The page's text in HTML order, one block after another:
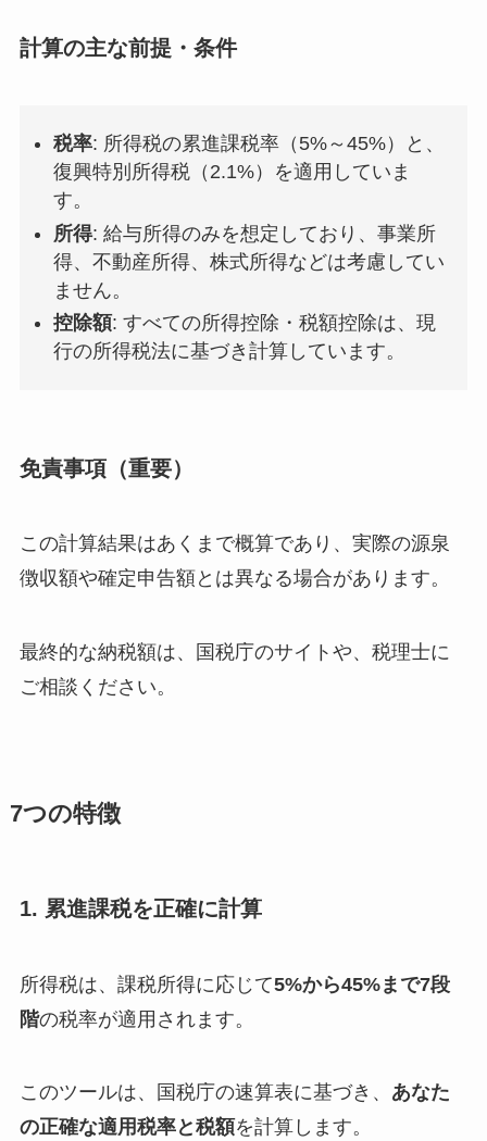
計算の主な前提・条件
税率: 所得税の累進課税率（5%～45%）と、
復興特別所得税（2.1%）を適用していま
す。
所得: 給与所得のみを想定しており、事業所
得、不動産所得、株式所得などは考慮してい
ません。
控除額: すべての所得控除・税額控除は、現
行の所得税法に基づき計算しています。
免責事項（重要）
この計算結果はあくまで概算であり、実際の源泉
徴収額や確定申告額とは異なる場合があります。
最終的な納税額は、国税庁のサイトや、税理士に
ご相談ください。
7つの特徴
1. 累進課税を正確に計算
所得税は、課税所得に応じて5%から45%まで7段
階の税率が適用されます。
このツールは、国税庁の速算表に基づき、 あなた
の正確な適用税率と税額を計算します。